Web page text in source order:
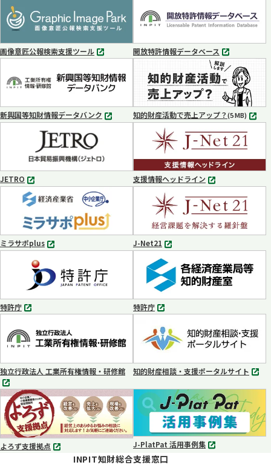
で
開
く
ブ
で
く
画像意匠公報検索支援ツール
別
ブ
で
く
開放特許情報データベース
別
タ
ブ
で
開
く
新興国等知財情報データバンク
別
開
く
知的財産活動で売上アップ？(5 MB) MP4
JETRO
別
タ
ブ
で
開
く
支援情報ヘッドライン
別
タ
ブ
で
開
く
ミラサポplus
別
ブ
で
開
く
J-Net21
別
タ
ブ
で
開
く
特許庁
別
ブ
で
く
特許庁
別
ブ
で
開
く
独立行政法人 工業所有権情報・研修館
別
タ
ブ
で
知的財産相談・支援ポータルサイト
別
タ
開
く
よろず支援拠点
別
J-PlatPat 活用事例集
別
INPIT知財総合支援窓口